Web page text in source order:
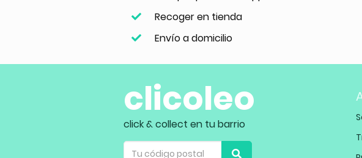
Recoger en tienda
Envío a domicilio
clicoleo
click & collect en tu barrio